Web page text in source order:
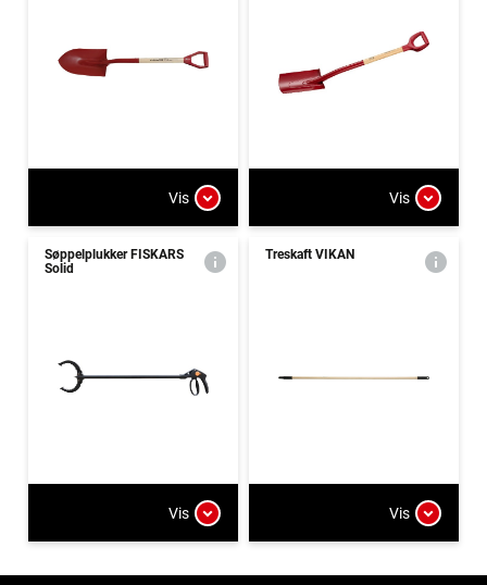
Vis Vis
Søppelplukker FISKARS
Solid
Vis
Treskaft VIKAN
Vis